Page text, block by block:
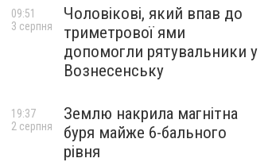
Чоловікові, який впав до
триметрової ями
допомогли рятувальники у
Вознесенську
09:51
3 серпня
Землю накрила магнітна
буря майже 6-бального
рівня
19:37
2 серпня